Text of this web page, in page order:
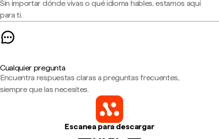
Sin importar dónde vivas o qué idioma hables, estamos aquí
para ti.
Cualquier pregunta
Encuentra respuestas claras a preguntas frecuentes,
siempre que las necesites.
Escanea para descargar